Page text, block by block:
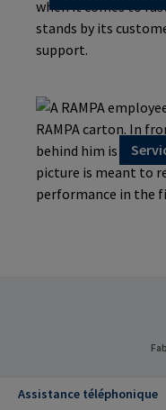
Assistance téléphonique